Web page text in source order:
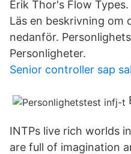
Erik Thor's Flow
Läs en beskrivning om
nedanför.
Personligheter.
Senior controller sap
INTPs live rich worlds
are full of imagination